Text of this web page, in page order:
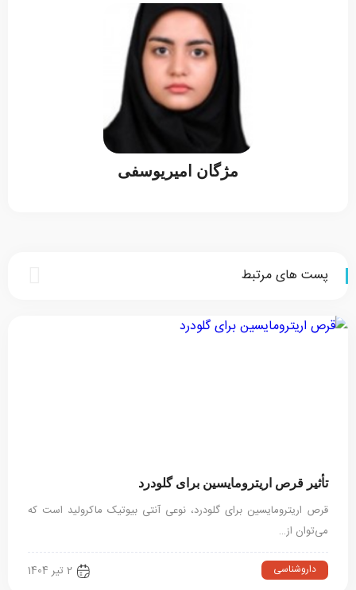
مژگان امیریوسفی
پست های مرتبط
تأثیر قرص اریترومایسین برای گلودرد
قرص اریترومایسین برای گلودرد، نوعی آنتی بیوتیک ماکرولید است که
می‌توان از…
داروشناسی 2 تیر 1404